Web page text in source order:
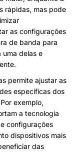
rápidas, mas pode
as configurações
de banda para
delas e
permite ajustar as
específicas dos
exemplo,
a tecnologia
configurações
dispositivos mais
das